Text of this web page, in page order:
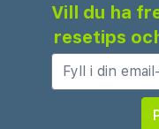
Vill du ha
resetips